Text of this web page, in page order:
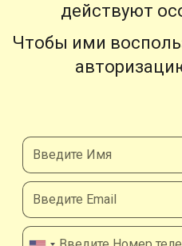
действуют
Чтобы ими